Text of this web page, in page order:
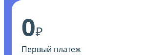
0₽
Первый платеж